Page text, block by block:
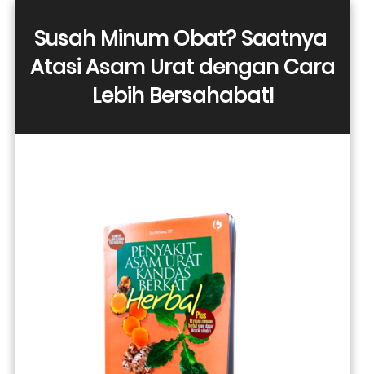
Susah Minum Obat? Saatnya
Atasi Asam Urat dengan Cara
Lebih Bersahabat!